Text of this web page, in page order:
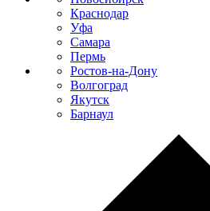
Краснодар
Уфа
Самара
Пермь
Ростов-на-Дону
Волгоград
Якутск
Барнаул